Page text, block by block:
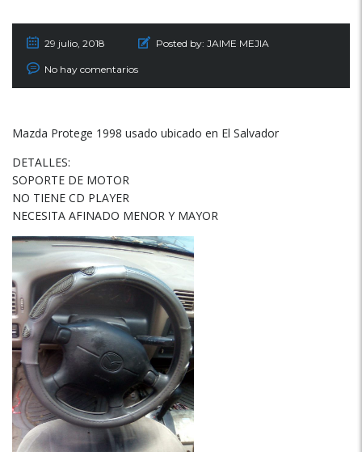
29 julio, 2018 Posted by: JAIME MEJIA
No hay comentarios
Mazda Protege 1998 usado ubicado en El Salvador
DETALLES:
SOPORTE DE MOTOR
NO TIENE CD PLAYER
NECESITA AFINADO MENOR Y MAYOR